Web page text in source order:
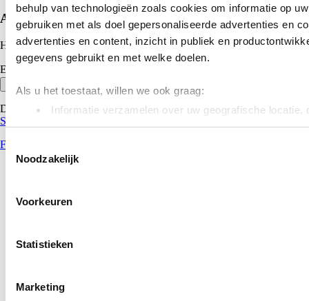
behulp van technologieën zoals cookies om informatie op
gebruiken met als doel gepersonaliseerde advertenties en
advertenties en content, inzicht in publiek en
gegevens gebruikt en met welke doelen.
Als u het toestaat, willen we ook graag:
Informatie verzamelen over uw geografische locatie,
nauwkeurig kan zijn
(fingerprinting)
het
detailgedeelte
We gebruiken cookies om content en advertenties te
analyse. Deze partners kunnen deze gegevens combineren
Toestemmingsselectie
Noodzakelijk
Voorkeuren
Statistieken
Marketing
Abonneer op onze nieuwsbrief
Het laatste nieuws, korting en inspiratie in je mailbox.
E-mailadres
Deze site wordt beschermd door reCAPTCHA.Privacybeleid &
Servicevoorwaarden
Facebook